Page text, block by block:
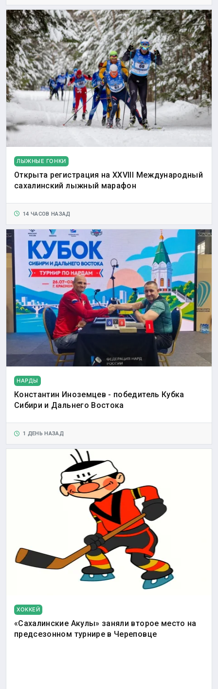
ЛЫЖНЫЕ ГОНКИ
Открыта регистрация на XXVIII Международный
сахалинский лыжный марафон
14 ЧАСОВ НАЗАД
НАРДЫ
Константин Иноземцев - победитель Кубка
Сибири и Дальнего Востока
1 ДЕНЬ НАЗАД
ХОККЕЙ
«Сахалинские Акулы» заняли второе место на
предсезонном турнире в Череповце